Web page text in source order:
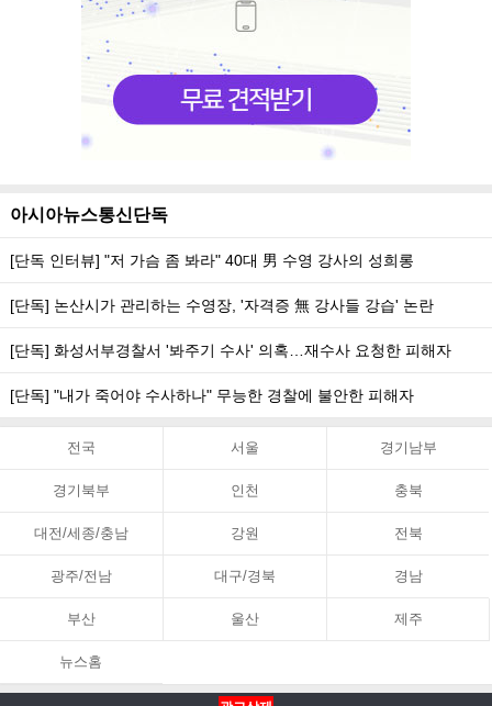
아시아뉴스통신단독
[단독 인터뷰] "저 가슴 좀 봐라" 40대 男 수영 강사의 성희롱
[단독] 논산시가 관리하는 수영장, '자격증 無 강사들 강습' 논란
[단독] 화성서부경찰서 '봐주기 수사' 의혹…재수사 요청한 피해자
[단독] "내가 죽어야 수사하나" 무능한 경찰에 불안한 피해자
전국 서울 경기남부
경기북부 인천 충북
대전/세종/충남 강원 전북
광주/전남 대구/경북 경남
부산 울산 제주
뉴스홈